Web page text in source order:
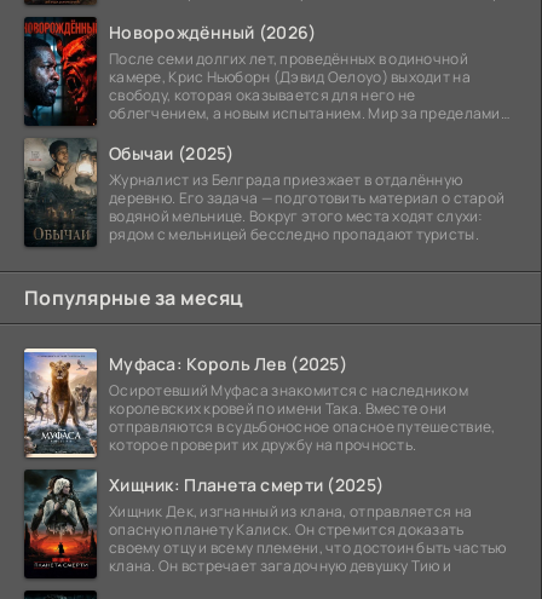
Новорождённый (2026)
После семи долгих лет, проведённых в одиночной
камере, Крис Ньюборн (Дэвид Оелоуо) выходит на
свободу, которая оказывается для него не
облегчением, а новым испытанием. Мир за пределами
Обычаи (2025)
Журналист из Белграда приезжает в отдалённую
деревню. Его задача — подготовить материал о старой
водяной мельнице. Вокруг этого места ходят слухи:
рядом с мельницей бесследно пропадают туристы.
Популярные за месяц
Муфаса: Король Лев (2025)
Осиротевший Муфаса знакомится с наследником
королевских кровей по имени Така. Вместе они
отправляются в судьбоносное опасное путешествие,
которое проверит их дружбу на прочность.
Хищник: Планета смерти (2025)
Хищник Дек, изгнанный из клана, отправляется на
опасную планету Калиск. Он стремится доказать
своему отцу и всему племени, что достоин быть частью
клана. Он встречает загадочную девушку Тию и